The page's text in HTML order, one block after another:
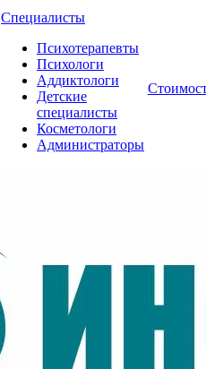
Специалисты
Психотерапевты
Психологи
Аддиктологи
Детские
специалисты
Косметологи
Администраторы